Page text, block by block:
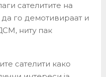
сателитите на
го демотивираат и
ниту пак
сателити како